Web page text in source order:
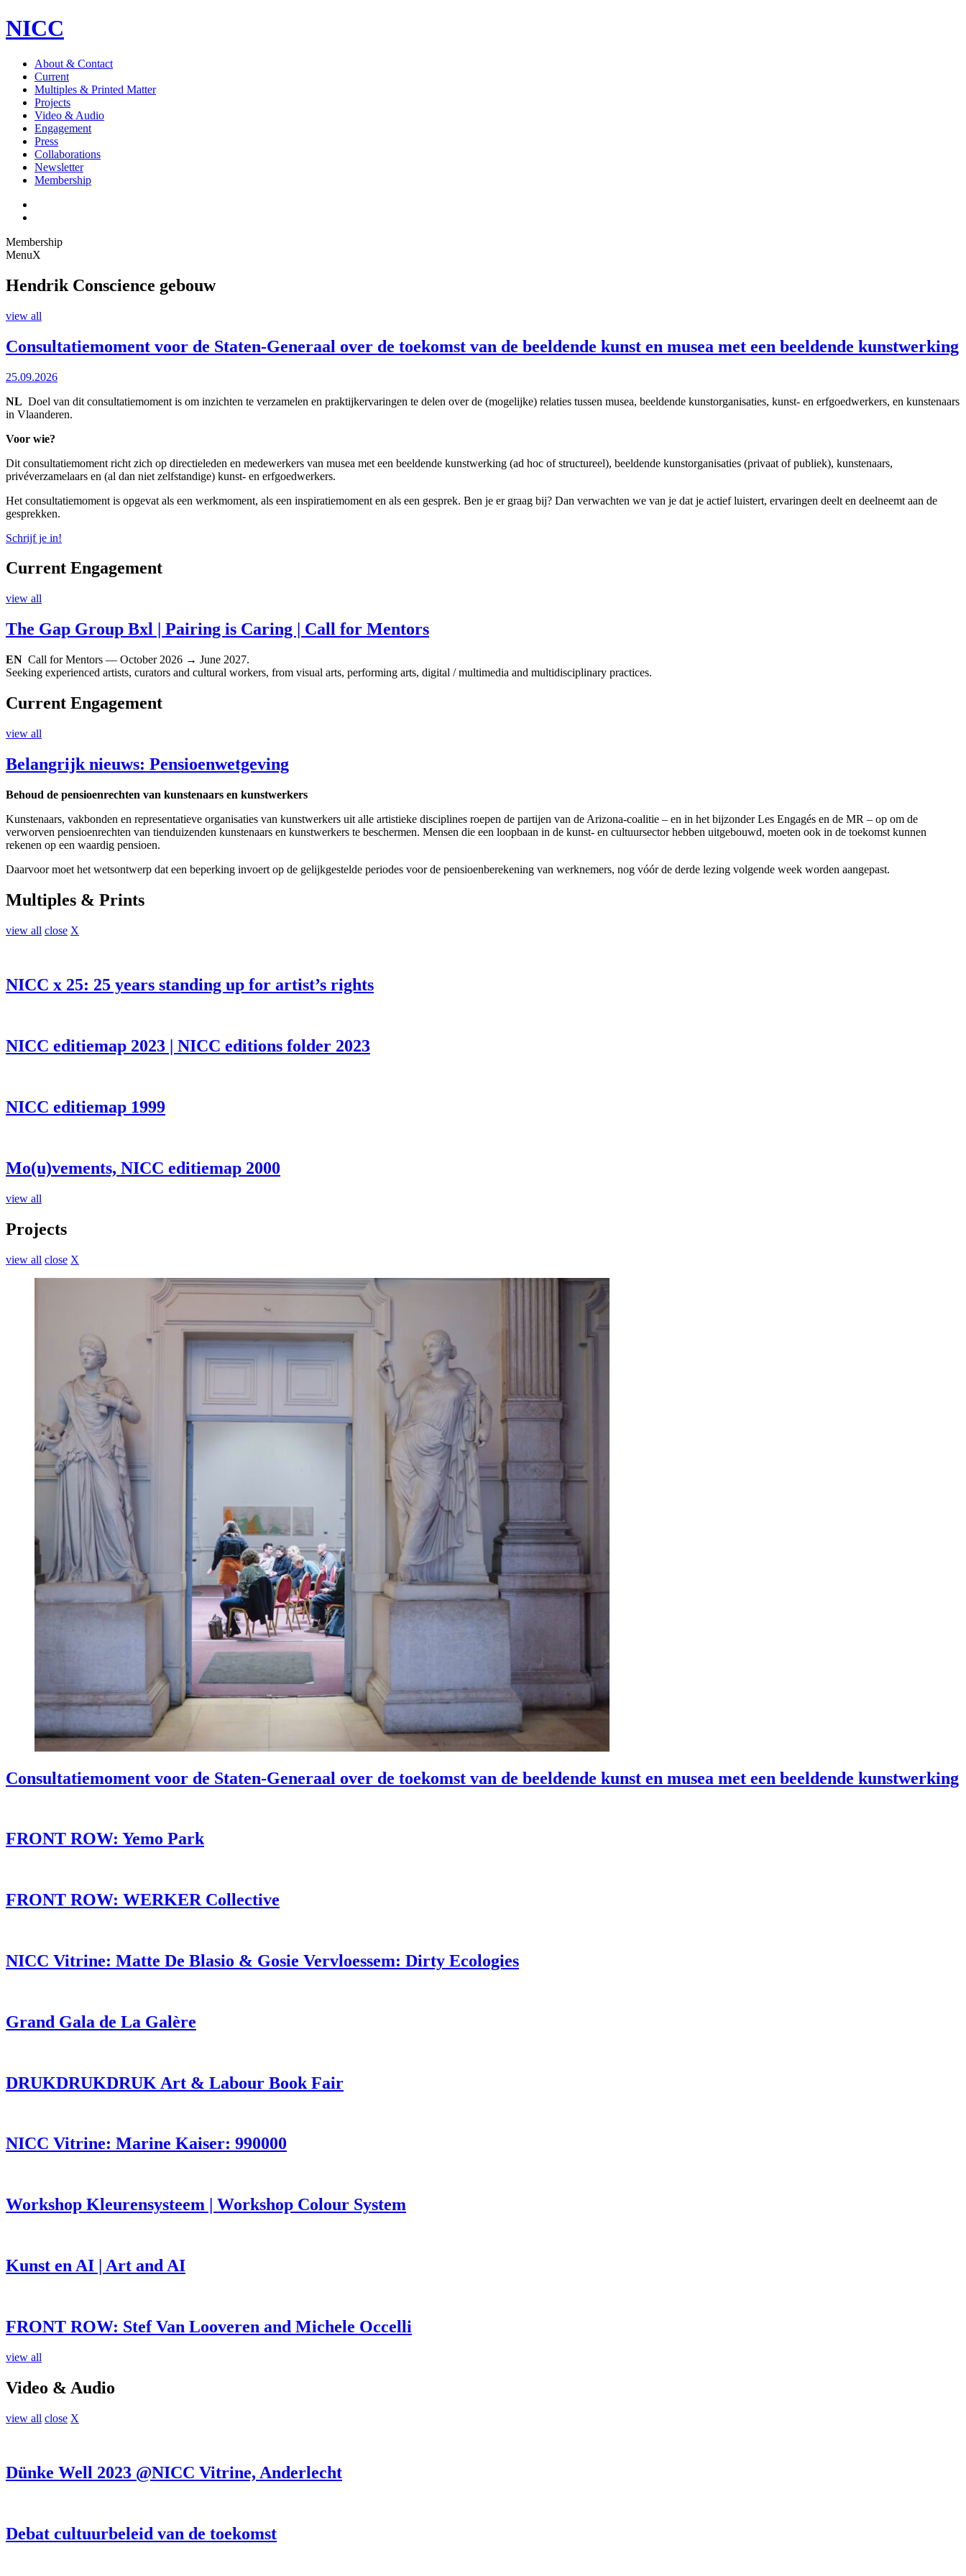
NICC
About & Contact
Current
Multiples & Printed Matter
Projects
Video & Audio
Engagement
Press
Collaborations
Newsletter
Membership
Membership
MenuX
Hendrik Conscience gebouw
view all
Consultatiemoment voor de Staten-Generaal over de toekomst van de beeldende kunst en musea met een beeldende kunstwerking
25.09.2026
NL Doel van dit consultatiemoment is om inzichten te verzamelen en praktijkervaringen te delen over de (mogelijke) relaties tussen musea, beeldende kunstorganisaties, kunst- en erfgoedwerkers, en kunstenaars
in Vlaanderen.
Voor wie?
Dit consultatiemoment richt zich op directieleden en medewerkers van musea met een beeldende kunstwerking (ad hoc of structureel), beeldende kunstorganisaties (privaat of publiek), kunstenaars,
privéverzamelaars en (al dan niet zelfstandige) kunst- en erfgoedwerkers.
Het consultatiemoment is opgevat als een werkmoment, als een inspiratiemoment en als een gesprek. Ben je er graag bij? Dan verwachten we van je dat je actief luistert, ervaringen deelt en deelneemt aan de
gesprekken.
Schrijf je in!
Current Engagement
view all
The Gap Group Bxl | Pairing is Caring | Call for Mentors
EN Call for Mentors — October 2026 → June 2027.
Seeking experienced artists, curators and cultural workers, from visual arts, performing arts, digital / multimedia and multidisciplinary practices.
Current Engagement
view all
Belangrijk nieuws: Pensioenwetgeving
Behoud de pensioenrechten van kunstenaars en kunstwerkers
Kunstenaars, vakbonden en representatieve organisaties van kunstwerkers uit alle artistieke disciplines roepen de partijen van de Arizona-coalitie – en in het bijzonder Les Engagés en de MR – op om de
verworven pensioenrechten van tienduizenden kunstenaars en kunstwerkers te beschermen. Mensen die een loopbaan in de kunst- en cultuursector hebben uitgebouwd, moeten ook in de toekomst kunnen
rekenen op een waardig pensioen.
Daarvoor moet het wetsontwerp dat een beperking invoert op de gelijkgestelde periodes voor de pensioenberekening van werknemers, nog vóór de derde lezing volgende week worden aangepast.
Multiples & Prints
view all close X
NICC x 25: 25 years standing up for artist’s rights
NICC editiemap 2023 | NICC editions folder 2023
NICC editiemap 1999
Mo(u)vements, NICC editiemap 2000
view all
Projects
view all close X
Consultatiemoment voor de Staten-Generaal over de toekomst van de beeldende kunst en musea met een beeldende kunstwerking
FRONT ROW: Yemo Park
FRONT ROW: WERKER Collective
NICC Vitrine: Matte De Blasio & Gosie Vervloessem: Dirty Ecologies
Grand Gala de La Galère
DRUKDRUKDRUK Art & Labour Book Fair
NICC Vitrine: Marine Kaiser: 990000
Workshop Kleurensysteem | Workshop Colour System
Kunst en AI | Art and AI
FRONT ROW: Stef Van Looveren and Michele Occelli
view all
Video & Audio
view all close X
Dünke Well 2023 @NICC Vitrine, Anderlecht
Debat cultuurbeleid van de toekomst